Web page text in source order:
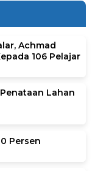
Achmad
106 Pelajar
Lahan
Persen